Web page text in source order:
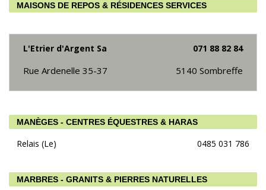
MAISONS DE REPOS & RÉSIDENCES SERVICES
L'Etrier d'Argent Sa 071 88 82 84
Rue Ardenelle 35-37 5140 Sombreffe
MANÈGES - CENTRES ÉQUESTRES & HARAS
Relais (Le) 0485 031 786
MARBRES - GRANITS & PIERRES NATURELLES